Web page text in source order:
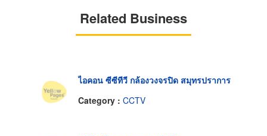
Related Business
ไอคอน ซีซีทีวี กล้องวงจรปิด สมุทรปราการ
Category : CCTV